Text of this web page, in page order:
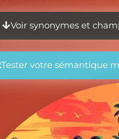
Voir synonymes et
Tester votre sémantique